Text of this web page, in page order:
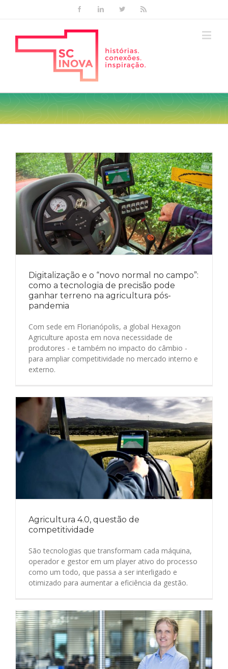
FacebookLinkedinTwitter
Digitalização e o “novo normal no campo”:
como a tecnologia de precisão pode
ganhar terreno na agricultura pós-
pandemia
Com sede em Florianópolis, a global Hexagon
Agriculture aposta em nova necessidade de
produtores - e também no impacto do câmbio -
para ampliar competitividade no mercado interno e
externo.
Agricultura 4.0, questão de
competitividade
São tecnologias que transformam cada máquina,
operador e gestor em um player ativo do processo
como um todo, que passa a ser interligado e
otimizado para aumentar a eficiência da gestão.